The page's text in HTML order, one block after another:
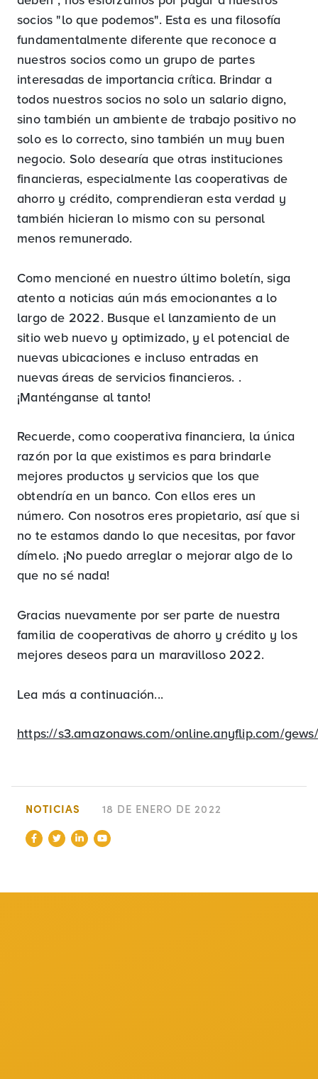
socios "lo que podemos". Esta es una filosofía
fundamentalmente diferente que reconoce a
nuestros socios como un grupo de partes
interesadas de importancia crítica. Brindar a
todos nuestros socios no solo un salario digno,
sino también un ambiente de trabajo positivo no
solo es lo correcto, sino también un muy buen
negocio. Solo desearía que otras instituciones
financieras, especialmente las cooperativas de
ahorro y crédito, comprendieran esta verdad y
también hicieran lo mismo con su personal
menos remunerado.
Como mencioné en nuestro último boletín, siga
atento a noticias aún más emocionantes a lo
largo de 2022. Busque el lanzamiento de un
sitio web nuevo y optimizado, y el potencial de
nuevas ubicaciones e incluso entradas en
nuevas áreas de servicios financieros. .
¡Manténganse al tanto!
Recuerde, como cooperativa financiera, la única
razón por la que existimos es para brindarle
mejores productos y servicios que los que
obtendría en un banco. Con ellos eres un
número. Con nosotros eres propietario, así que si
no te estamos dando lo que necesitas, por favor
dímelo. ¡No puedo arreglar o mejorar algo de lo
que no sé nada!
Gracias nuevamente por ser parte de nuestra
familia de cooperativas de ahorro y crédito y los
mejores deseos para un maravilloso 2022.
Lea más a continuación...
https://s3.amazonaws.com/online.anyflip.com/
NOTICIAS 18 DE ENERO DE 2022